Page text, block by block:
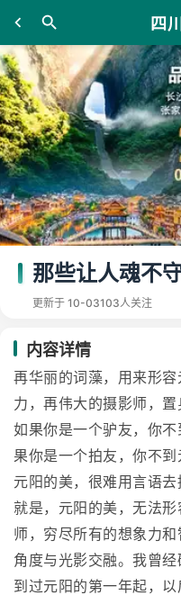
四
那些让人魂不
更新于 10-03103人关注
内容详情
再华丽的词藻，用来形
力，再伟大的摄影师，置
如果你是一个驴友，你
果你是一个拍友，你不
元阳的美，很难用言语
就是，元阳的美，无法
师，穷尽所有的想象力
角度与光影交融。我曾
到过元阳的第一年起，